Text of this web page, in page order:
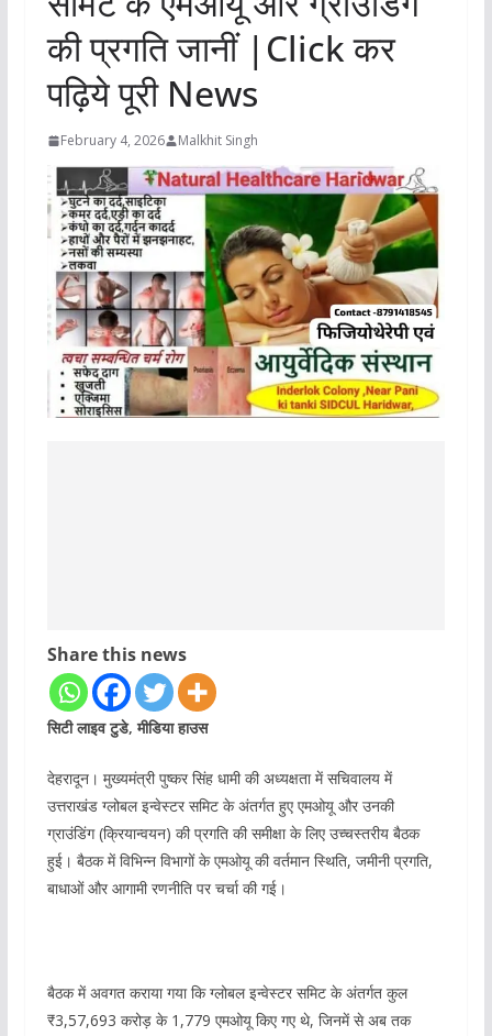
की प्रगति जानीं |Click कर
पढ़िये पूरी News
February 4, 2026 Malkhit Singh
Share this news
सिटी लाइव टुडे, मीडिया हाउस
देहरादून। मुख्यमंत्री पुष्कर सिंह धामी की अध्यक्षता में सचिवालय में
उत्तराखंड ग्लोबल इन्वेस्टर समिट के अंतर्गत हुए एमओयू और उनकी
ग्राउंडिंग (क्रियान्वयन) की प्रगति की समीक्षा के लिए उच्चस्तरीय बैठक
हुई। बैठक में विभिन्न विभागों के एमओयू की वर्तमान स्थिति, जमीनी प्रगति,
बाधाओं और आगामी रणनीति पर चर्चा की गई।
बैठक में अवगत कराया गया कि ग्लोबल इन्वेस्टर समिट के अंतर्गत कुल
₹3,57,693 करोड़ के 1,779 एमओयू किए गए थे, जिनमें से अब तक